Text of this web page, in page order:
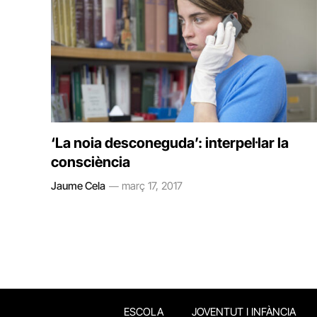
‘La noia desconeguda’: interpel·lar la
consciència
Jaume Cela març 17, 2017
ESCOLA JOVENTUT I INFÀNCIA